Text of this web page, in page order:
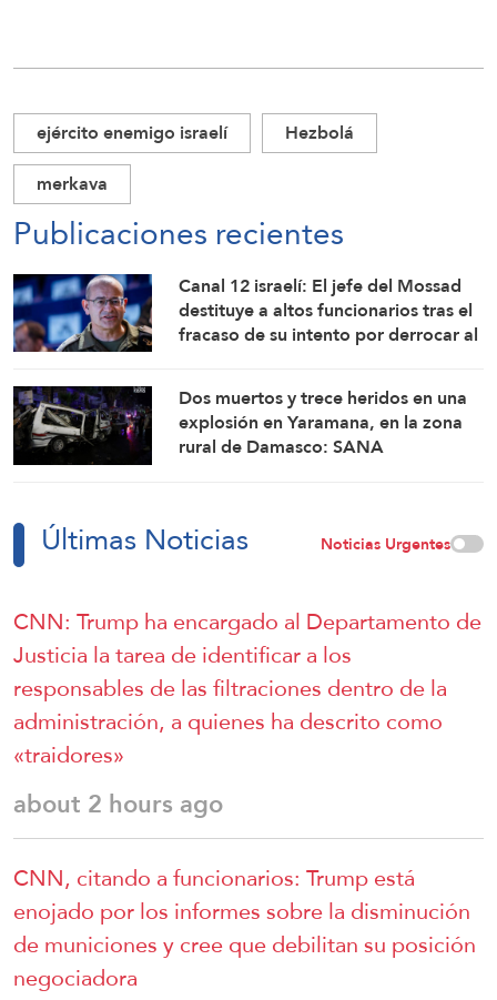
ejército enemigo israelí
Hezbolá
merkava
Publicaciones recientes
Canal 12 israelí: El jefe del Mossad
destituye a altos funcionarios tras el
fracaso de su intento por derrocar al
Dos muertos y trece heridos en una
explosión en Yaramana, en la zona
rural de Damasco: SANA
Últimas Noticias Noticias Urgentes
CNN: Trump ha encargado al Departamento de
Justicia la tarea de identificar a los
responsables de las filtraciones dentro de la
administración, a quienes ha descrito como
«traidores»
about 2 hours ago
CNN, citando a funcionarios: Trump está
enojado por los informes sobre la disminución
de municiones y cree que debilitan su posición
negociadora